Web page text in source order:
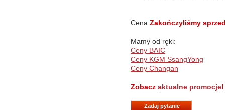
Cena Zakończyliśmy
Mamy od ręki:
Ceny BAIC
Ceny KGM SsangYong
Ceny Changan
Zobacz aktualne promocje!
Zadaj pytanie